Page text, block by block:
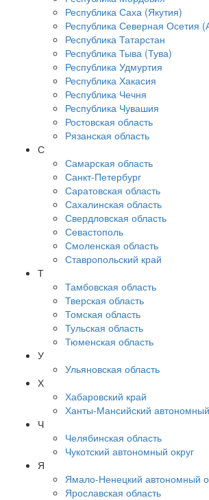
Республика Саха (Якутия)
Республика Северная Осетия
Республика Татарстан
Республика Тыва (Тува)
Республика Удмуртия
Республика Хакасия
Республика Чечня
Республика Чувашия
Ростовская область
Рязанская область
С
Самарская область
Санкт-Петербург
Саратовская область
Сахалинская область
Свердловская область
Севастополь
Смоленская область
Ставропольский край
Т
Тамбовская область
Тверская область
Томская область
Тульская область
Тюменская область
У
Ульяновская область
Х
Хабаровский край
Ханты-Мансийский автономный
Ч
Челябинская область
Чукотский автономный округ
Я
Ямало-Ненецкий автономный
Ярославская область